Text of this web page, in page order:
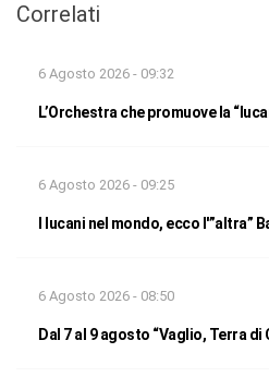
Correlati
6 Agosto 2026 - 09:32
L’Orchestra che promuove la
6 Agosto 2026 - 09:25
I lucani nel mondo, ecco l'”altra”
6 Agosto 2026 - 08:50
Dal 7 al 9 agosto “Vaglio, Terra di